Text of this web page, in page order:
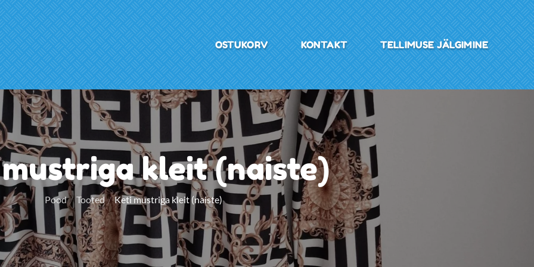
OSTUKORV KONTAKT TELLIMUSE JÄLGIMINE
kleit (naiste)
Pood Tooted Keti mustriga kleit (naiste)